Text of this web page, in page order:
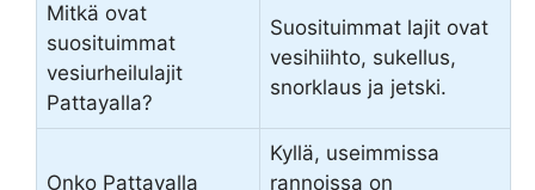
Mitkä ovat
suosituimmat
vesiurheilulajit
Pattayalla?
Suosituimmat lajit ovat
vesihiihto, sukellus,
snorklaus ja jetski.
Onko Pattayalla
Kyllä, useimmissa
rannoissa on